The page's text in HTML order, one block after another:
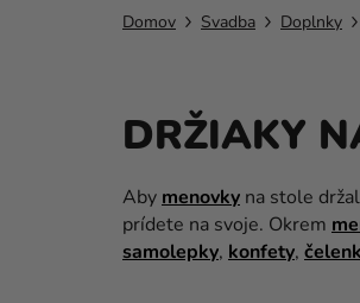
Domov Svadba Doplnky
DRŽIAKY
Aby menovky na stole
prídete na svoje. Okrem
samolepky, konfety,